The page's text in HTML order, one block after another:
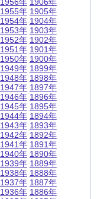
1955年
1954年
1953年
1952年
1951年
1950年
1949年
1948年
1947年
1946年
1945年
1944年
1943年
1942年
1941年
1940年
1939年
1938年
1937年
1936年
1905年
1904年
1903年
1902年
1901年
1900年
1899年
1898年
1897年
1896年
1895年
1894年
1893年
1892年
1891年
1890年
1889年
1888年
1887年
1886年